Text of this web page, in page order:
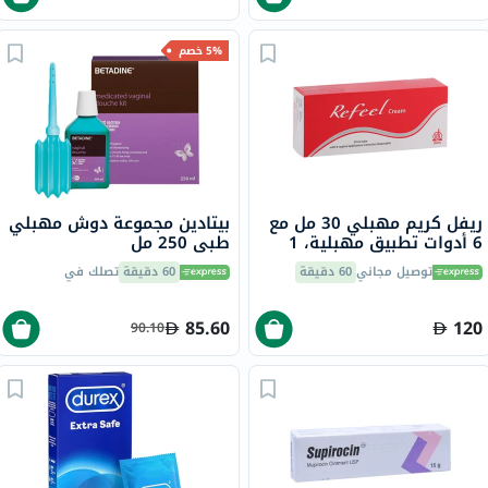
ريفل كريم مهبلي 30 مل مع
6 أدوات تطبيق مهبلية، 1
قطعة توصيل مجاني60 دقيقة
120
5% خصم
بيتادين مجموعة دوش مهبلي
طبي 250 مل
60 دقيقة تصلك في
85.60
90.10